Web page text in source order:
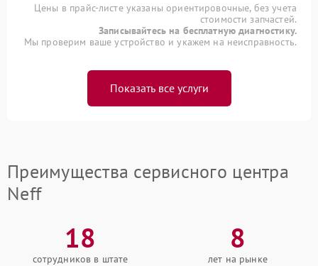
Цены в прайс-листе указаны ориентировочные, без учета
стоимости запчастей.
Записывайтесь на бесплатную диагностику.
Мы проверим ваше устройство и укажем на неисправность.
Показать все услуги
Преимущества сервисного центра
Neff
18
сотрудников в штате
8
лет на рынке